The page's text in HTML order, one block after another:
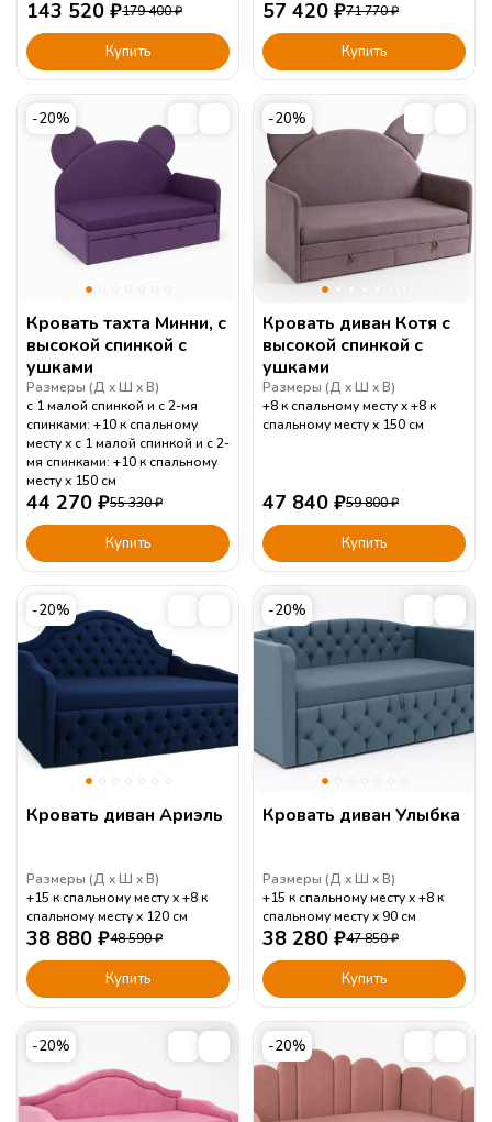
143 520 ₽179 400₽
Купить
57 420 ₽71 770₽
Купить
-20%
Кровать тахта Минни, с
высокой спинкой с
ушками
Размеры (Д Ш В)
с 1 малой спинкой и с 2-мя
спинками: +10 к спальному
месту
с 1 малой спинкой и с 2-
мя спинками: +10 к спальному
месту
150 см
44 270 ₽55 330₽
Купить
-20%
Кровать диван Котя с
высокой спинкой с
ушками
Размеры (Д Ш В)
+8 к спальному месту
+8 к
спальному месту
150 см
47 840 ₽59 800₽
Купить
-20%
Кровать диван Ариэль
Размеры (Д Ш В)
+15 к спальному месту
+8 к
спальному месту
120 см
38 880 ₽48 590₽
Купить
-20%
Кровать диван Улыбка
Размеры (Д Ш В)
+15 к спальному месту
+8 к
спальному месту
90 см
38 280 ₽47 850₽
Купить
-20% -20%